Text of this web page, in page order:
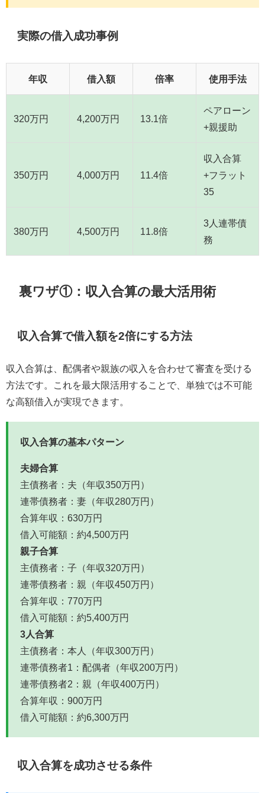
実際の借入成功事例
年収 借入額 倍率 使用手法
320万円 4,200万円 13.1倍
ペアローン
+親援助
350万円 4,000万円 11.4倍
収入合算
+フラット
35
380万円 4,500万円 11.8倍
3人連帯債
務
裏ワザ①：収入合算の最大活用術
収入合算で借入額を2倍にする方法
収入合算は、配偶者や親族の収入を合わせて審査を受ける
方法です。これを最大限活用することで、単独では不可能
な高額借入が実現できます。
収入合算の基本パターン
夫婦合算
主債務者：夫（年収350万円）
連帯債務者：妻（年収280万円）
合算年収：630万円
借入可能額：約4,500万円
親子合算
主債務者：子（年収320万円）
連帯債務者：親（年収450万円）
合算年収：770万円
借入可能額：約5,400万円
3人合算
主債務者：本人（年収300万円）
連帯債務者1：配偶者（年収200万円）
連帯債務者2：親（年収400万円）
合算年収：900万円
借入可能額：約6,300万円
収入合算を成功させる条件